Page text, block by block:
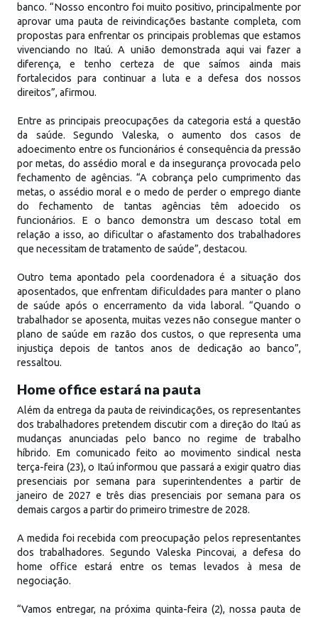
banco. “Nosso encontro foi muito positivo, principalmente por
aprovar uma pauta de reivindicações bastante completa, com
propostas para enfrentar os principais problemas que estamos
vivenciando no Itaú. A união demonstrada aqui vai fazer a
diferença, e tenho certeza de que saímos ainda mais
fortalecidos para continuar a luta e a defesa dos nossos
direitos”, afirmou.
Entre as principais preocupações da categoria está a questão
da saúde. Segundo Valeska, o aumento dos casos de
adoecimento entre os funcionários é consequência da pressão
por metas, do assédio moral e da insegurança provocada pelo
fechamento de agências. “A cobrança pelo cumprimento das
metas, o assédio moral e o medo de perder o emprego diante
do fechamento de tantas agências têm adoecido os
funcionários. E o banco demonstra um descaso total em
relação a isso, ao dificultar o afastamento dos trabalhadores
que necessitam de tratamento de saúde”, destacou.
Outro tema apontado pela coordenadora é a situação dos
aposentados, que enfrentam dificuldades para manter o plano
de saúde após o encerramento da vida laboral. “Quando o
trabalhador se aposenta, muitas vezes não consegue manter o
plano de saúde em razão dos custos, o que representa uma
injustiça depois de tantos anos de dedicação ao banco”,
ressaltou.
Home office estará na pauta
Além da entrega da pauta de reivindicações, os representantes
dos trabalhadores pretendem discutir com a direção do Itaú as
mudanças anunciadas pelo banco no regime de trabalho
híbrido. Em comunicado feito ao movimento sindical nesta
terça-feira (23), o Itaú informou que passará a exigir quatro dias
presenciais por semana para superintendentes a partir de
janeiro de 2027 e três dias presenciais por semana para os
demais cargos a partir do primeiro trimestre de 2028.
A medida foi recebida com preocupação pelos representantes
dos trabalhadores. Segundo Valeska Pincovai, a defesa do
home office estará entre os temas levados à mesa de
negociação.
“Vamos entregar, na próxima quinta-feira (2), nossa pauta de